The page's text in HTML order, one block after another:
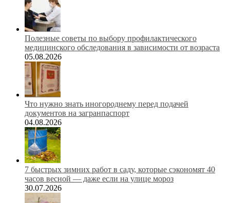
Полезные советы по выбору профилактического
медицинского обследования в зависимости от возраста
05.08.2026
Что нужно знать иногороднему перед подачей
документов на загранпаспорт
04.08.2026
7 быстрых зимних работ в саду, которые сэкономят 40
часов весной — даже если на улице мороз
30.07.2026